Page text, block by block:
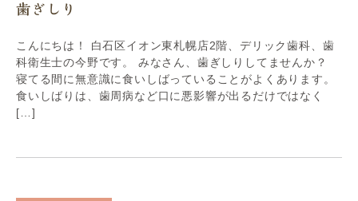
歯ぎしり
こんにちは！ 白石区イオン東札幌店2階、デリック歯科、歯
科衛生士の今野です。 みなさん、歯ぎしりしてませんか？
寝てる間に無意識に食いしばっていることがよくあります。
食いしばりは、歯周病など口に悪影響が出るだけではなく
[…]